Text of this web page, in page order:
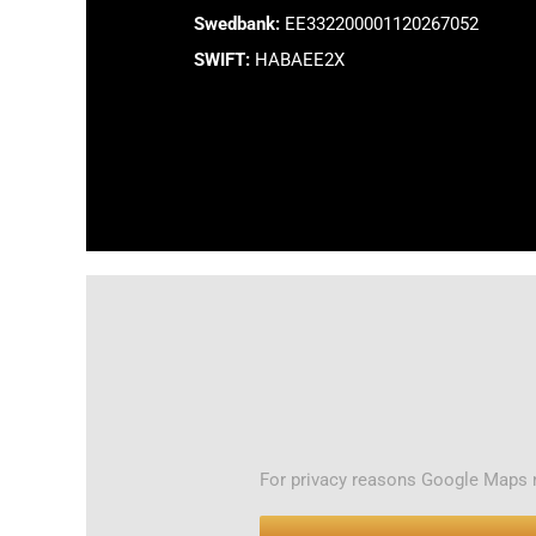
Swedbank: EE332200001120267052
SWIFT: HABAEE2X
For privacy reasons Google